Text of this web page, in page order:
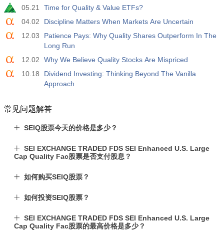
05.21
Time for Quality & Value ETFs?
04.02
Discipline Matters When Markets Are Uncertain
12.03
Patience Pays: Why Quality Shares Outperform In The
Long Run
12.02
Why We Believe Quality Stocks Are Mispriced
10.18
Dividend Investing: Thinking Beyond The Vanilla
Approach
常见问题解答
SEIQ股票今天的价格是多少？
SEI EXCHANGE TRADED FDS SEI Enhanced U.S. Large
Cap Quality Fac股票是否支付股息？
如何购买SEIQ股票？
如何投资SEIQ股票？
SEI EXCHANGE TRADED FDS SEI Enhanced U.S. Large
Cap Quality Fac股票的最高价格是多少？